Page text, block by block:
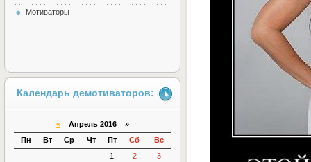
Мотиваторы
Календарь демотиваторов:
«Апрель 2016 »
Пн
Вт Ср Чт Пт Сб
Вс
1
2
3